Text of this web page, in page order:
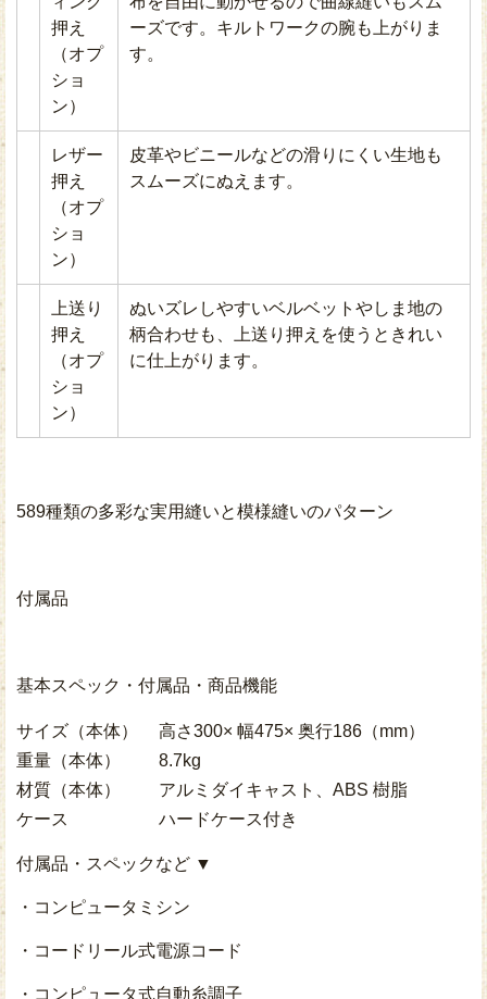
押え
（オプ
ショ
ン）
ーズです。キルトワークの腕も上がりま
す。
レザー
押え
（オプ
ショ
ン）
皮革やビニールなどの滑りにくい生地も
スムーズにぬえます。
上送り
押え
（オプ
ショ
ン）
ぬいズレしやすいベルベットやしま地の
柄合わせも、上送り押えを使うときれい
に仕上がります。
589種類の多彩な実用縫いと模様縫いのパターン
付属品
基本スペック・付属品・商品機能
サイズ（本体）
高さ300× 幅475× 奥行186（mm）
重量（本体）
8.7kg
材質（本体）
アルミダイキャスト、ABS 樹脂
ケース
ハードケース付き
付属品・スペックなど ▼
・コンピュータミシン
・コードリール式電源コード
・コンピュータ式自動糸調子